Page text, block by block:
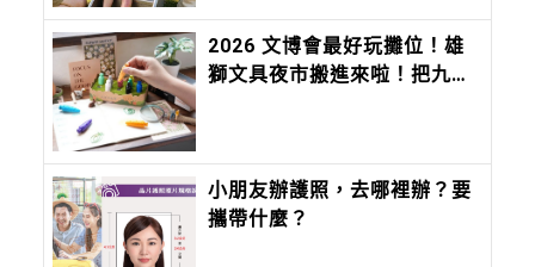
2026 文博會最好玩攤位！雄
獅文具夜市搬進來啦！把九層
小朋友辦護照，去哪裡辦？要
攜帶什麼？